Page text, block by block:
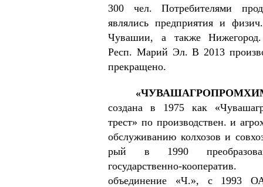
300 чел. Потребителями
являлись предприятия и
Чувашии, а также
Респ. Марий Эл.В 2013
прекращено.
создана в 1975 как
трест» по производствен. и
обслуживанию колхозов и
рый в 1990
государственно-кооператив.
объединение «Ч.», с 1993